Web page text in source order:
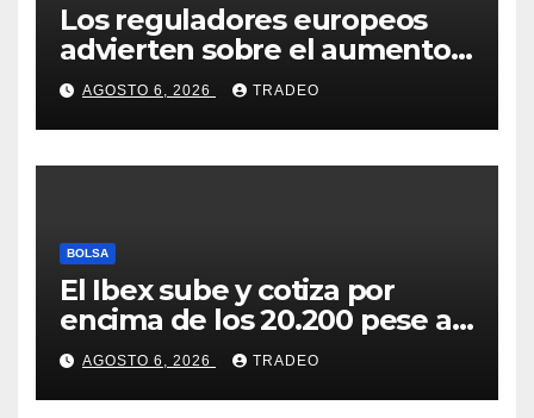
Los reguladores europeos
advierten sobre el aumento
del fraude con criptos tras la
llegada de MiCA
AGOSTO 6, 2026 TRADEO
BOLSA
El Ibex sube y cotiza por
encima de los 20.200 pese al
‘sell off’ de la tecnología
AGOSTO 6, 2026 TRADEO